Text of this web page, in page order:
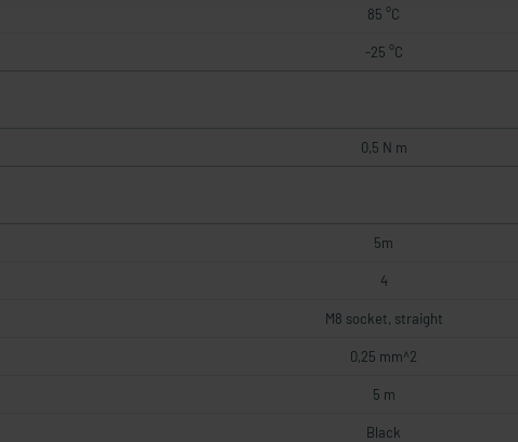
85 °C
-25 °C
0,5 N m
5m
4
M8 socket, straight
0,25 mm^2
5 m
Black